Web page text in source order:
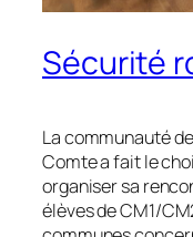
Sécurité
La communauté
Comte a fait le
organiser sa
élèves de CM1/